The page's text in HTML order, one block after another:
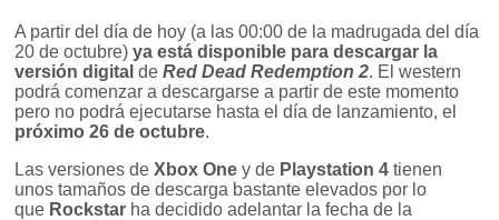
A partir del día de hoy (a las 00:00 de la madrugada del día
20 de octubre)ya está disponible para descargar la
versión digital deRed Dead Redemption 2. El western
podrá comenzar a descargarse a partir de este momento
pero no podrá ejecutarse hasta el día de lanzamiento, el
próximo 26 de octubre.
Las versiones deXbox One y de Playstation 4 tienen
unos tamaños de descarga bastante elevados por lo
que Rockstar ha decidido adelantar la fecha de la